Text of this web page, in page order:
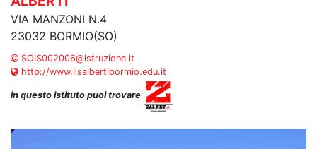
VIA MANZONI N.4
23032 BORMIO(SO)
SOIS002006@istruzione.it
http://www.iisalbertibormio.edu.it
in questo istituto puoi trovare